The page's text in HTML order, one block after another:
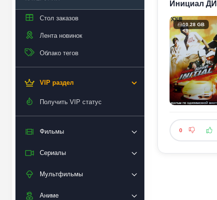
Стол заказов
Лента новинок
Облако тегов
VIP раздел
Получить VIP статус
Фильмы
Сериалы
Мультфильмы
Аниме
Инициал
10.28 GB
0